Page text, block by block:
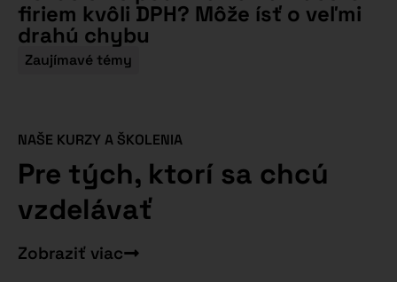
firiem kvôli DPH? Môže ísť o veľmi
drahú chybu
Zaujímavé témy
NAŠE KURZY A ŠKOLENIA
Pre tých, ktorí sa chcú
vzdelávať
Zobraziť viac